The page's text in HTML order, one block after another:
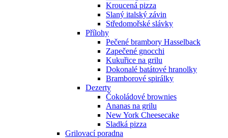
Kroucená pizza
Slaný italský závin
Středomořské slávky
Přílohy
Pečené brambory Hasselback
Zapečené gnocchi
Kukuřice na grilu
Dokonalé batátové hranolky
Bramborové spirálky
Dezerty
Čokoládové brownies
Ananas na grilu
New York Cheesecake
Sladká pizza
Grilovací poradna